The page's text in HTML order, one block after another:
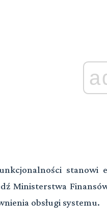
stanowi
Ministerstwa
obsługi systemu.